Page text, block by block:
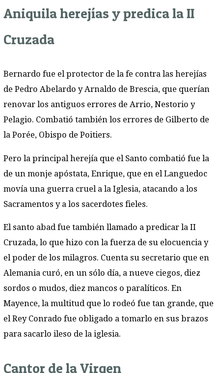
Aniquila herejías y predica la II
Cruzada
Bernardo fue el protector de la fe contra las herejías
de Pedro Abelardo y Arnaldo de Brescia, que querían
renovar los antiguos errores de Arrio, Nestorio y
Pelagio. Combatió también los errores de Gilberto de
la Porée, Obispo de Poitiers.
Pero la principal herejía que el Santo combatió fue la
de un monje apóstata, Enrique, que en el Languedoc
movía una guerra cruel a la Iglesia, atacando a los
Sacramentos y a los sacerdotes fieles.
El santo abad fue también llamado a predicar la II
Cruzada, lo que hizo con la fuerza de su elocuencia y
el poder de los milagros. Cuenta su secretario que en
Alemania curó, en un sólo día, a nueve ciegos, diez
sordos o mudos, diez mancos o paralíticos. En
Mayence, la multitud que lo rodeó fue tan grande, que
el Rey Conrado fue obligado a tomarlo en sus brazos
para sacarlo ileso de la iglesia.
Cantor de la Virgen